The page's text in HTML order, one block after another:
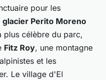
pour les
glacier Perito Moreno
plus célèbre du parc,
Fitz Roy, une montagne
et les
Le village d'El